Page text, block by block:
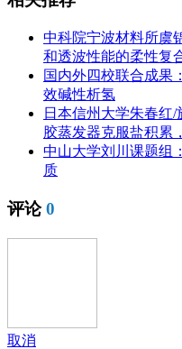
中科院宁波材料所虞
和透波性能的柔性复
国内外四校联合成果
效碱性析氢
日本信州大学朱春红
胶蒸发器克服盐积累
中山大学刘川课题组
质
评论0
取消